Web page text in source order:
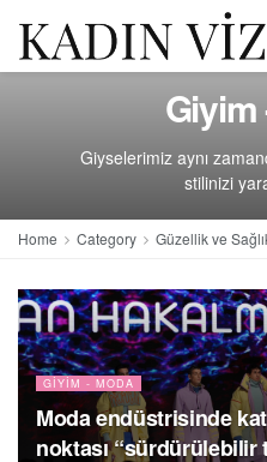
Giyim
Giyselerimiz aynı
stilinizi
Home Category Güzellik ve
GIYIM - MODA
Moda endüstrisinde
noktası “sürdürülebilir